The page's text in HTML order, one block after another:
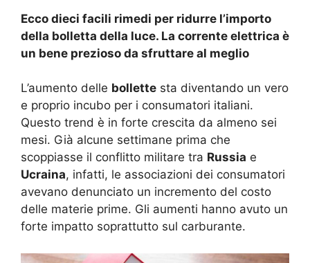
Ecco dieci facili rimedi per ridurre l’importo
della bolletta della luce. La corrente elettrica è
un bene prezioso da sfruttare al meglio
L’aumento delle bollette sta diventando un vero
e proprio incubo per i consumatori italiani.
Questo trend è in forte crescita da almeno sei
mesi. Già alcune settimane prima che
scoppiasse il conflitto militare tra Russia e
Ucraina, infatti, le associazioni dei consumatori
avevano denunciato un incremento del costo
delle materie prime. Gli aumenti hanno avuto un
forte impatto soprattutto sul carburante.